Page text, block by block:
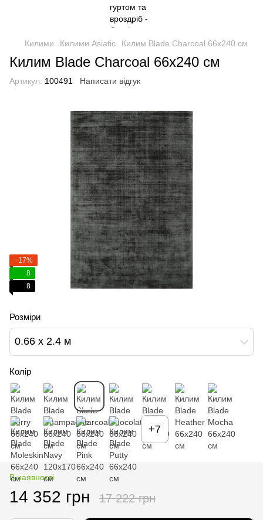
Килими Килими Asiatic Килим Blade Charcoal 66х240 см
Килим Blade Charcoal 66х240 см
Артикул: 100491 Написати відгук
−17%
8
8
Розміри
0.66 х 2.4 м
Колір
+7
В наявності
14 352 грн 17 222 грн